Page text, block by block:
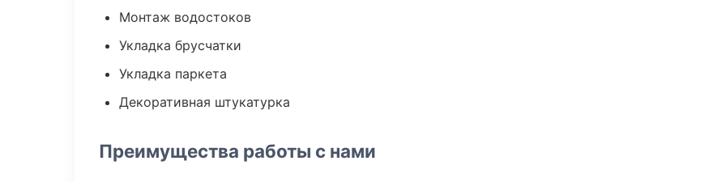
Монтаж водостоков
Укладка брусчатки
Укладка паркета
Декоративная штукатурка
Преимущества работы с нами